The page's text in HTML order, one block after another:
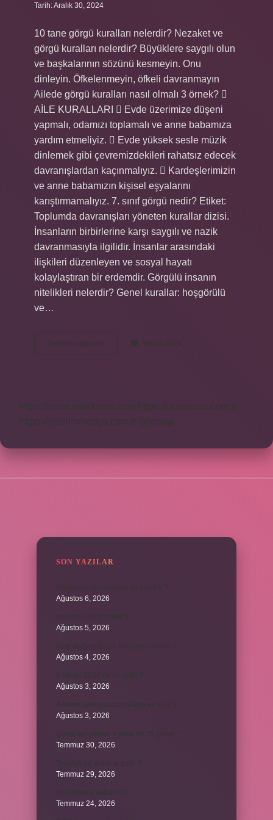
Tarih: Aralık 30, 2024
10 tane görgü kuralları nelerdir? Nezaket ve
görgü kuralları nelerdir? Büyüklere saygılı olun
ve başkalarının sözünü kesmeyin. Onu
dinleyin. Öfkelenmeyin, öfkeli davranmayın
Ailede görgü kuralları nasıl olmalı 3 örnek? 
AİLE KURALLARI  Evde üzerimize düşeni
yapmalı, odamızı toplamalı ve anne babamıza
yardım etmeliyiz.  Evde yüksek sesle müzik
dinlemek gibi çevremizdekileri rahatsız edecek
davranışlardan kaçınmalıyız.  Kardeşlerimizin
ve anne babamızın kişisel eşyalarını
karıştırmamalıyız. 7. sınıf görgü nedir? Etiket:
Toplumda davranışları yöneten kurallar dizisi.
İnsanların birbirlerine karşı saygılı ve nazik
davranmasıyla ilgilidir. İnsanlar arasındaki
ilişkileri düzenleyen ve sosyal hayatı
kolaylaştıran bir erdemdir. Görgülü insanın
nitelikleri nelerdir? Genel kurallar: hoşgörülü
ve…
Devamını okuyun
Kurallarının
Yorum Bırak
https://www.seraforum.com
https://cigerricco.com.tr
https://yildirimmedya.com.tr
Sitemap
SON YAZILAR
Ağustos 6, 2026
Ağustos 5, 2026
Ağustos 4, 2026
Ağustos 3, 2026
Ağustos 3, 2026
Temmuz 30, 2026
Temmuz 29, 2026
Temmuz 24, 2026